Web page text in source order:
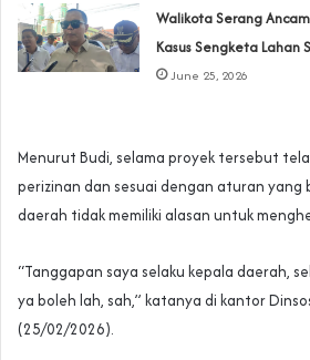
Walikota Serang
Kasus Sengketa Lahan
June 25, 2026
Menurut Budi, selama proyek tersebut
perizinan dan sesuai dengan aturan yang
daerah tidak memiliki alasan untuk
“Tanggapan saya selaku kepala daerah,
ya boleh lah, sah,” katanya di kantor
(25/02/2026).